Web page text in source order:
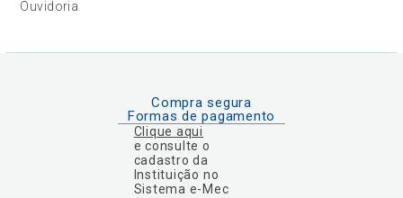
Ouvidoria
Compra segura
Formas de pagamento
Clique aqui
e consulte o
cadastro da
Instituição no
Sistema e-Mec